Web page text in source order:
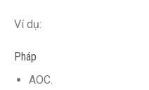
Ví dụ:
Pháp
AOC.